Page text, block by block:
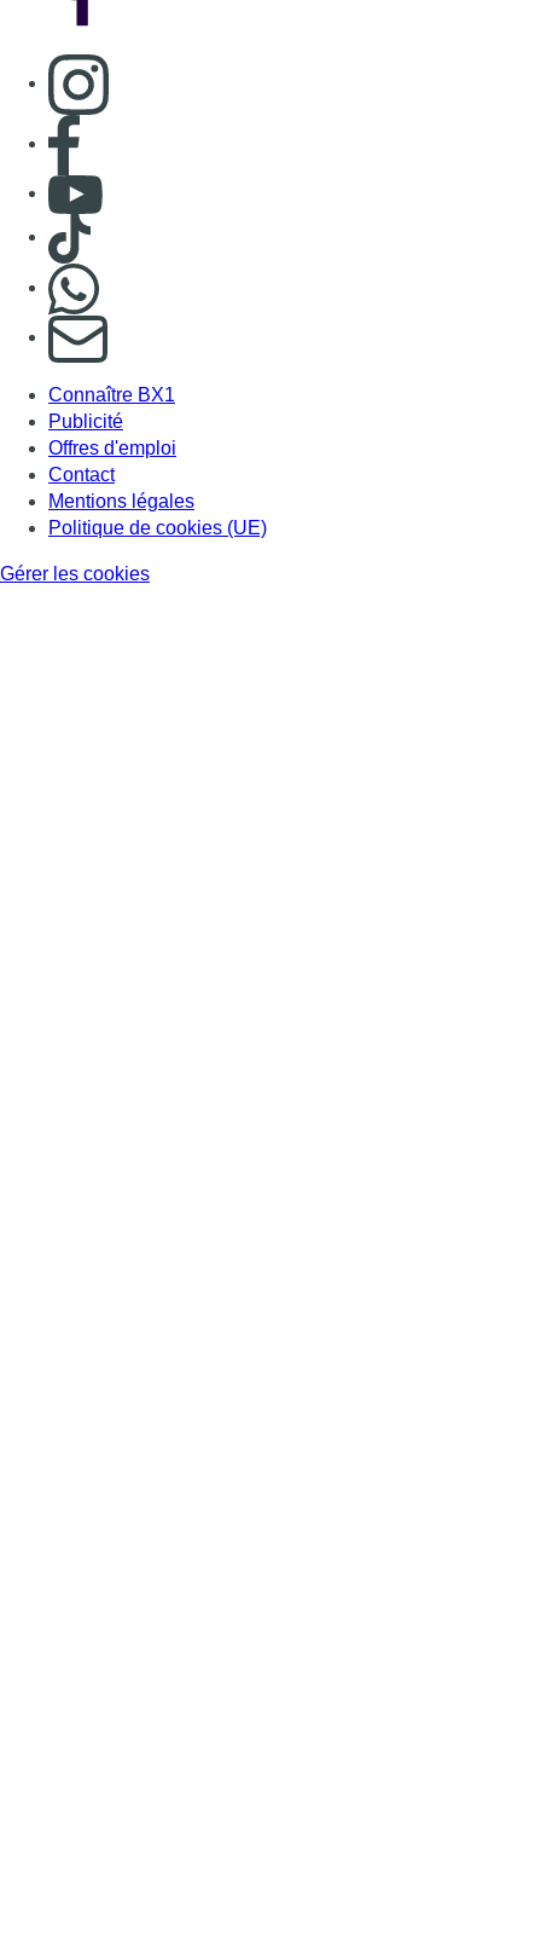
Consulter page Instagram
Consulter page Facebook
Consulter Youtube
Consulter TikTok
S'abonner à notre newsletter
Connaître BX1
Publicité
Offres d'emploi
Contact
Mentions légales
Politique de cookies (UE)
Gérer les cookies